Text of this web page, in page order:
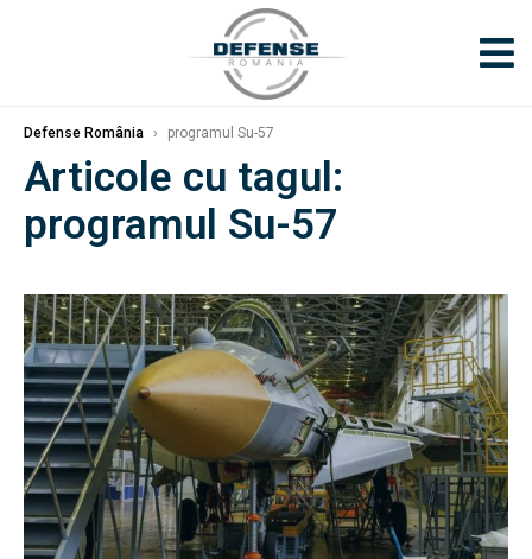
Defense România › programul Su-57
Articole cu tagul:
programul Su-57